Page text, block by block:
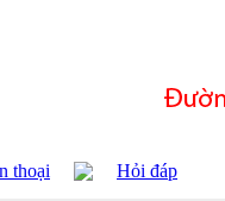
thoại Hỏi đáp